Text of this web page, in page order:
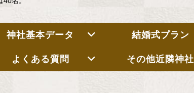
神社基本データ 結婚式プラン
よくある質問 その他近隣神社